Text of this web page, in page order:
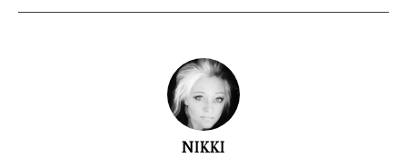
NIKKI